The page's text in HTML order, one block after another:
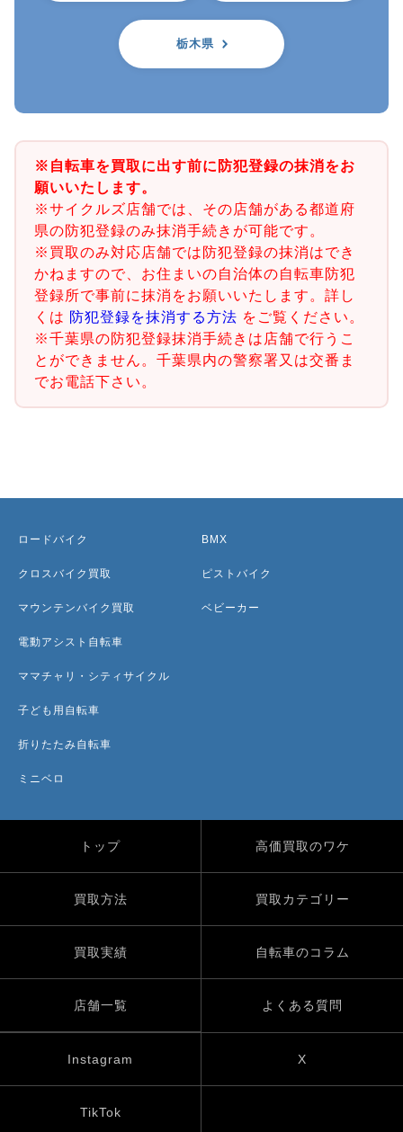
栃木県
※自転車を買取に出す前に防犯登録の抹消をお
願いいたします。
※サイクルズ店舗では、その店舗がある都道府
県の防犯登録のみ抹消手続きが可能です。
※買取のみ対応店舗では防犯登録の抹消はでき
かねますので、お住まいの自治体の自転車防犯
登録所で事前に抹消をお願いいたします。詳し
くは 防犯登録を抹消する方法 をご覧ください。
※千葉県の防犯登録抹消手続きは店舗で行うこ
とができません。千葉県内の警察署又は交番ま
でお電話下さい。
ロードバイク
クロスバイク買取
マウンテンバイク買取
電動アシスト自転車
ママチャリ・シティサイクル
子ども用自転車
折りたたみ自転車
ミニベロ
BMX
ピストバイク
ベビーカー
トップ 高価買取のワケ
買取方法 買取カテゴリー
買取実績 自転車のコラム
店舗一覧 よくある質問
Instagram X
TikTok